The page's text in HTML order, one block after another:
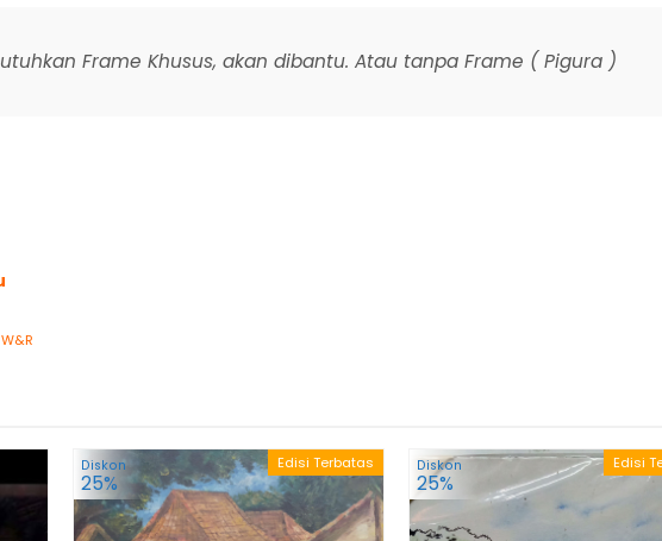
Frame Khusus, akan dibantu. Atau tanpa Frame ( Pigura )
W&R
Edisi Terbatas
Diskon
25%
Edisi
Diskon
25%